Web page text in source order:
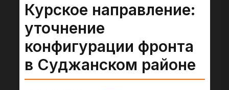
Курское направление:
уточнение
конфигурации фронта
в Суджанском районе